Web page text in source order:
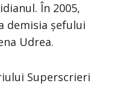
În 2005,
demisia șefului
Udrea.
Superscrieri